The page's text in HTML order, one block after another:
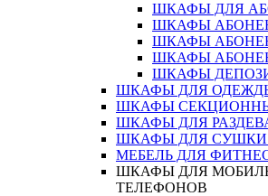
ШКАФЫ ДЛЯ
ШКАФЫ
ШКАФЫ
ШКАФЫ
ШКАФЫ
ШКАФЫ ДЛЯ
ШКАФЫ
ШКАФЫ ДЛЯ
ШКАФЫ ДЛЯ
МЕБЕЛЬ ДЛЯ
ШКАФЫ ДЛЯ
ТЕЛЕФОНОВ